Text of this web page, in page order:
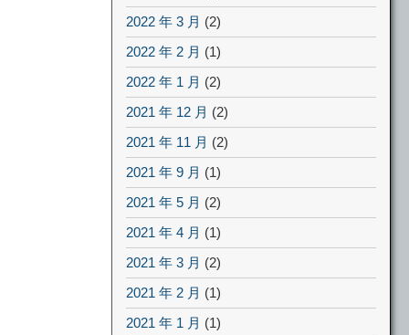
2022 年 3 月 (2)
2022 年 2 月 (1)
2022 年 1 月 (2)
2021 年 12 月 (2)
2021 年 11 月 (2)
2021 年 9 月 (1)
2021 年 5 月 (2)
2021 年 4 月 (1)
2021 年 3 月 (2)
2021 年 2 月 (1)
2021 年 1 月 (1)